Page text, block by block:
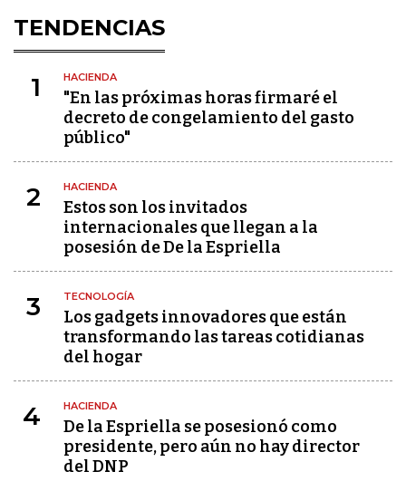
TENDENCIAS
1 HACIENDA
"En las próximas horas firmaré el
decreto de congelamiento del gasto
público"
2 HACIENDA
Estos son los invitados
internacionales que llegan a la
posesión de De la Espriella
3 TECNOLOGÍA
Los gadgets innovadores que están
transformando las tareas cotidianas
del hogar
4 HACIENDA
De la Espriella se posesionó como
presidente, pero aún no hay director
del DNP